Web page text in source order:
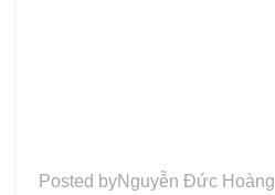
Posted byNguyễn Đức Hoàng